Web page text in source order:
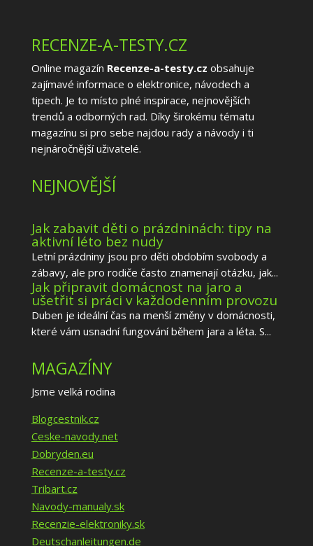
RECENZE-A-TESTY.CZ
Online magazín Recenze-a-testy.cz obsahuje
zajímavé informace o elektronice, návodech a
tipech. Je to místo plné inspirace, nejnovějších
trendů a odborných rad. Díky širokému tématu
magazínu si pro sebe najdou rady a návody i ti
nejnáročnější uživatelé.
NEJNOVĚJŠÍ
Jak zabavit děti o prázdninách: tipy na
aktivní léto bez nudy
Letní prázdniny jsou pro děti obdobím svobody a
zábavy, ale pro rodiče často znamenají otázku, jak...
Jak připravit domácnost na jaro a
ušetřit si práci v každodenním provozu
Duben je ideální čas na menší změny v domácnosti,
které vám usnadní fungování během jara a léta. S...
MAGAZÍNY
Jsme velká rodina
Blogcestnik.cz
Ceske-navody.net
Dobryden.eu
Recenze-a-testy.cz
Tribart.cz
Navody-manualy.sk
Recenzie-elektroniky.sk
Deutschanleitungen.de